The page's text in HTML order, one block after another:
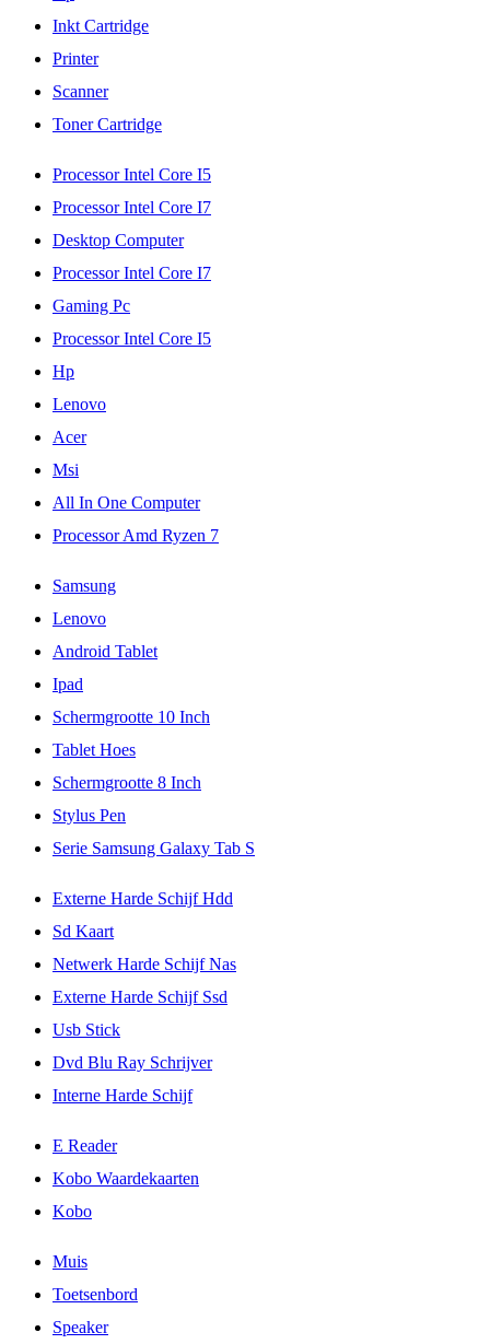
Inkt Cartridge
Printer
Scanner
Toner Cartridge
Processor Intel Core I5
Processor Intel Core I7
Desktop Computer
Processor Intel Core I7
Gaming Pc
Processor Intel Core I5
Hp
Lenovo
Acer
Msi
All In One Computer
Processor Amd Ryzen 7
Samsung
Lenovo
Android Tablet
Ipad
Schermgrootte 10 Inch
Tablet Hoes
Schermgrootte 8 Inch
Stylus Pen
Serie Samsung Galaxy Tab S
Externe Harde Schijf Hdd
Sd Kaart
Netwerk Harde Schijf Nas
Externe Harde Schijf Ssd
Usb Stick
Dvd Blu Ray Schrijver
Interne Harde Schijf
E Reader
Kobo Waardekaarten
Kobo
Muis
Toetsenbord
Speaker